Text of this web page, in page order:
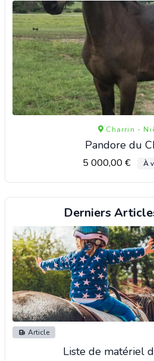
Charrin -
Pandore du
5 000,00 € À
Derniers
Article
Liste de matériel